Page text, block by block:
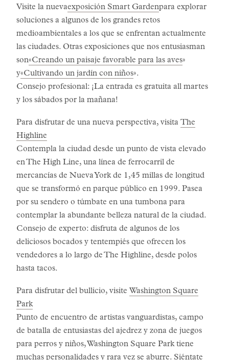
Visite la nuevaexposición Smart Gardenpara explorar
soluciones a algunos de los grandes retos
medioambientales a los que se enfrentan actualmente
las ciudades. Otras exposiciones que nos entusiasman
son«Creando un paisaje favorable para las aves»
y«Cultivando un jardín con niños».
Consejo profesional: ¡La entrada es gratuita all martes
y los sábados por la mañana!
Para disfrutar de una nueva perspectiva, visita The
Highline
Contempla la ciudad desde un punto de vista elevado
en The High Line, una línea de ferrocarril de
mercancías de Nueva York de 1,45 millas de longitud
que se transformó en parque público en 1999. Pasea
por su sendero o túmbate en una tumbona para
contemplar la abundante belleza natural de la ciudad.
Consejo de experto: disfruta de algunos de los
deliciosos bocados y tentempiés que ofrecen los
vendedores a lo largo de The Highline, desde polos
hasta tacos.
Para disfrutar del bullicio, visite Washington Square
Park
Punto de encuentro de artistas vanguardistas, campo
de batalla de entusiastas del ajedrez y zona de juegos
para perros y niños, Washington Square Park tiene
muchas personalidades y rara vez se aburre. Siéntate